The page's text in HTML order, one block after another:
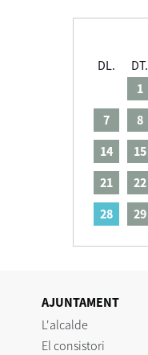
DL.
DT.
1
7
8
14
15
21
22
28
29
AJUNTAMENT
L'alcalde
El consistori